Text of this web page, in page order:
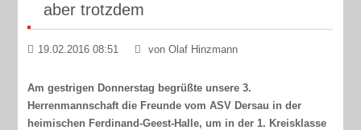
aber trotzdem
19.02.2016 08:51 von Olaf Hinzmann
Am gestrigen Donnerstag begrüßte unsere 3.
Herrenmannschaft die Freunde vom ASV Dersau in der
heimischen Ferdinand-Geest-Halle, um in der 1. Kreisklasse